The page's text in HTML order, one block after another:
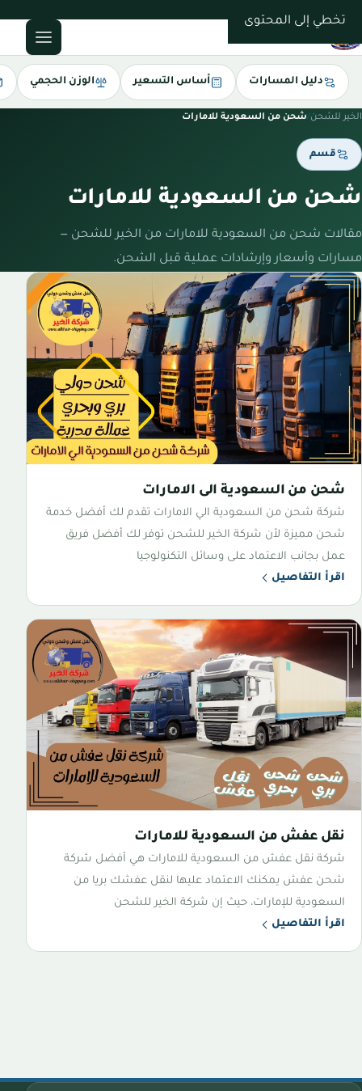
تخطي إلى المحتوى
دليل المسارات أساس التسعير الوزن الحجمي
الخير للشحن/شحن من السعودية للامارات
قسم
شحن من السعودية للامارات
مقالات شحن من السعودية للامارات من الخير للشحن —
مسارات وأسعار وإرشادات عملية قبل الشحن.
شحن من السعودية الى الامارات
شركة شحن من السعودية الي الامارات تقدم لك أفضل خدمة
شحن مميزة لأن شركة الخير للشحن توفر لك أفضل فريق
عمل بجانب الاعتماد على وسائل التكنولوجيا
اقرأ التفاصيل
نقل عفش من السعودية للامارات
شركة نقل عفش من السعودية للامارات هي أفضل شركة
شحن عفش يمكنك الاعتماد عليها لنقل عفشك بريا من
السعودية للإمارات، حيث إن شركة الخير للشحن
اقرأ التفاصيل